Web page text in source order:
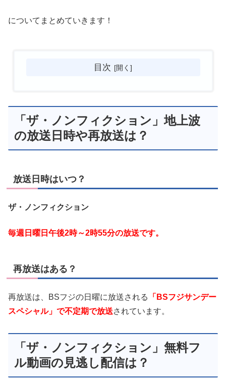
についてまとめていきます！
目次
「ザ・ノンフィクション」地上波
の放送日時や再放送は？
放送日時はいつ？
ザ・ノンフィクション
毎週日曜日午後2時～2時55分の放送です。
再放送はある？
再放送は、BSフジの日曜に放送される
「BSフジサンデー
スペシャル」で不定期で放送されています。
「ザ・ノンフィクション」無料フ
ル動画の見逃し配信は？